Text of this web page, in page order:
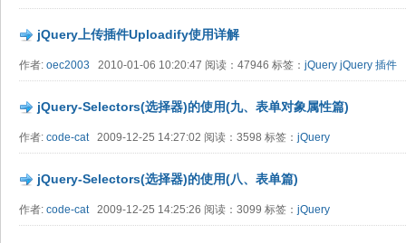
jQuery上传插件Uploadify使用详解
作者: oec2003 2010-01-06 10:20:47 阅读：47946 标签： jQuery jQuery 插件
jQuery-Selectors(选择器)的使用(九、表单对象属性篇)
作者: code-cat2009-12-25 14:27:02 阅读：3598 标签： jQuery
jQuery-Selectors(选择器)的使用(八、表单篇)
作者: code-cat2009-12-25 14:25:26 阅读：3099 标签： jQuery